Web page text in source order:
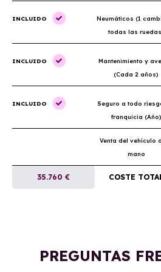
INCLUIDO
Neumáticos (1
todas las
INCLUIDO
Mantenimiento y
(Cada 2 años)
INCLUIDO
Seguro a todo
franquicia (Año)
Venta del vehículo
mano
35.760 € COSTE
PREGUNTAS